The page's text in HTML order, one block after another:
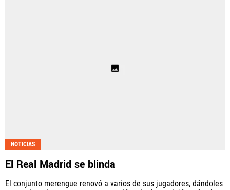
NOTICIAS
El Real Madrid se blinda
El conjunto merengue renovó a varios de sus jugadores, dándoles